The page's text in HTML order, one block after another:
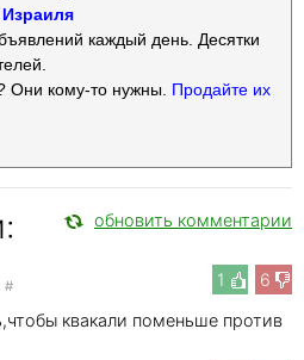
каждый день. Десятки
Они кому-то нужны. Продайте их
обновить комментарии
1 6
#
квакали поменьше против